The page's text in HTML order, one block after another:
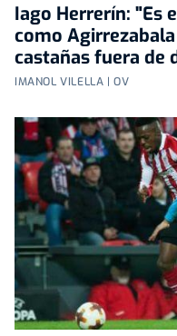
Iago Herrerín: "Es
como
castañas fuera de
IMANOL VILELLA | OV